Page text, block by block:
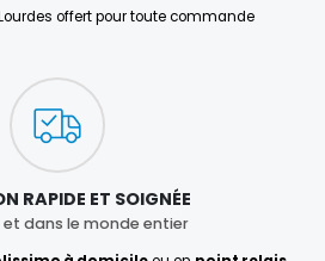
offert pour toute commande
RAPIDE ET SOIGNÉE
et dans le monde entier